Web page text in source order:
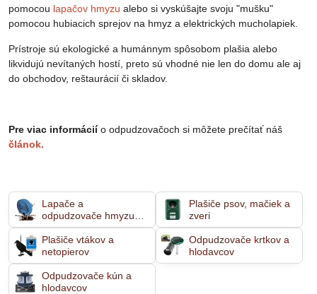
pomocou lapačov hmyzu alebo si vyskúšajte svoju "mušku"
pomocou hubiacich sprejov na hmyz a elektrických mucholapiek.
Prístroje sú ekologické a humánnym spôsobom plašia alebo
likvidujú nevítaných hostí, preto sú vhodné nie len do domu ale aj
do obchodov, reštaurácií či skladov.
Pre viac informáciío odpudzovačoch si môžete prečítať náš
článok.
Lapače a
odpudzovače hmyzu a
pavúkov
Plašiče psov, mačiek a
zveri
Plašiče vtákov a
netopierov
Odpudzovače krtkov a
hlodavcov
Odpudzovače kún a
hlodavcov